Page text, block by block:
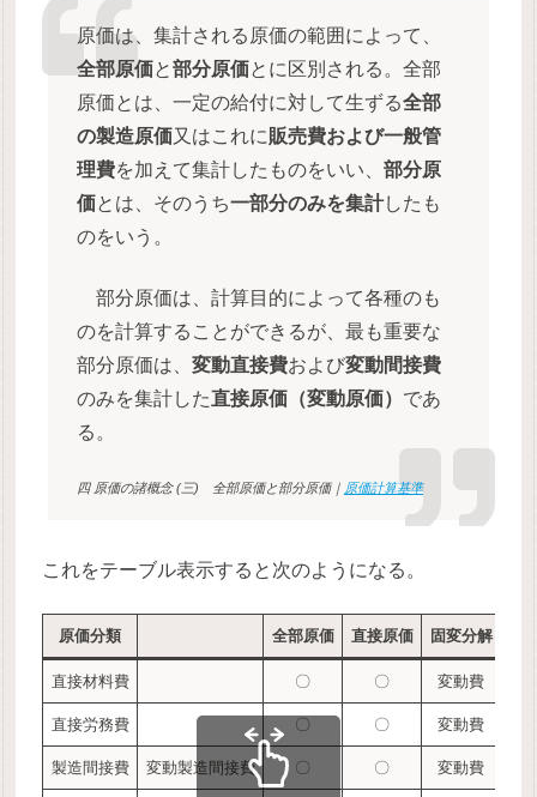
原価は、集計される原価の範囲によって、
全部原価と部分原価とに区別される。全部
原価とは、一定の給付に対して生ずる全部
の製造原価又はこれに販売費および一般管
理費を加えて集計したものをいい、部分原
価とは、そのうち一部分のみを集計したも
のをいう。
部分原価は、計算目的によって各種のも
のを計算することができるが、最も重要な
部分原価は、変動直接費および変動間接費
のみを集計した直接原価（変動原価） であ
る。
四 原価の諸概念 (三) 全部原価と部分原価｜ 原価計算基準
これをテーブル表示すると次のようになる。
原価分類 全部原価 直接原価 固変分解
直接材料費 〇 〇 変動費
直接労務費 〇 〇 変動費
製造間接費 変動製造間接費 〇 〇 変動費